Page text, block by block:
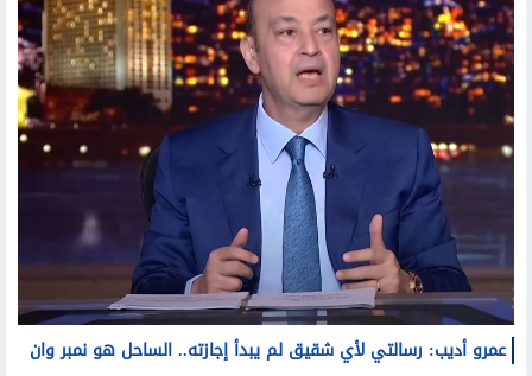
عمرو أديب: رسالتي لأي شقيق لم يبدأ إجازته.. الساحل هو نمبر وان